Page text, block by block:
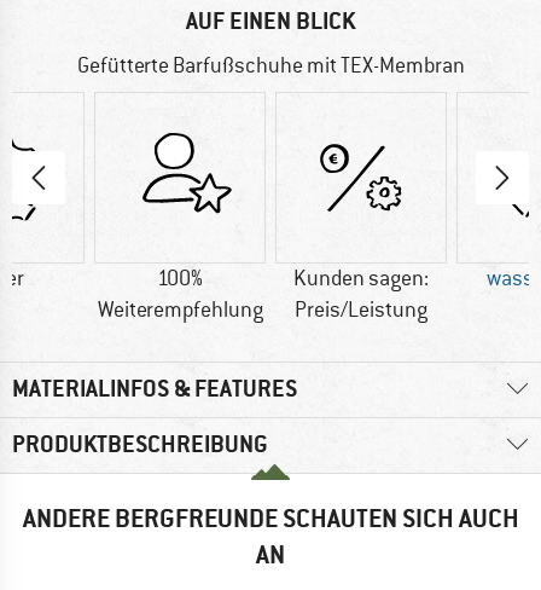
AUF EINEN BLICK
Gefütterte Barfußschuhe mit TEX-Membran
100%
Weiterempfehlung
Kunden sagen:
Preis/Leistung
MATERIALINFOS & FEATURES
PRODUKTBESCHREIBUNG
ANDERE BERGFREUNDE SCHAUTEN SICH AUCH
AN